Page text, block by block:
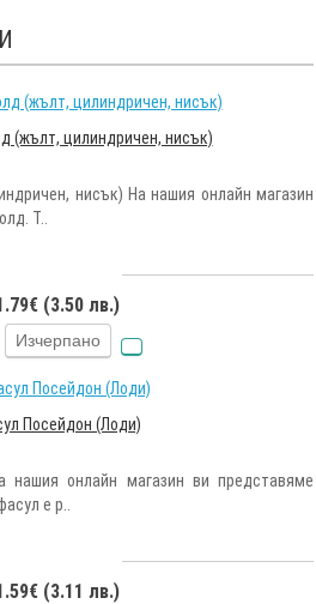
(жълт, цилиндричен, нисък)
нисък) На нашия онлайн магазин
Т..
(3.50 лв.)
Изчерпано
Посейдон (Лоди)
онлайн магазин ви представяме
е р..
(3.11 лв.)